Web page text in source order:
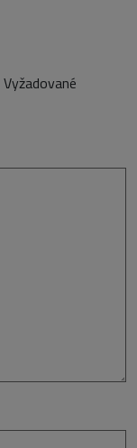
Vyžadované